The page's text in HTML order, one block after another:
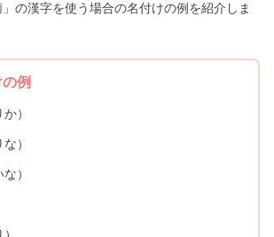
の漢字を使う場合の名付けの例を紹介しま
例
）
）
）